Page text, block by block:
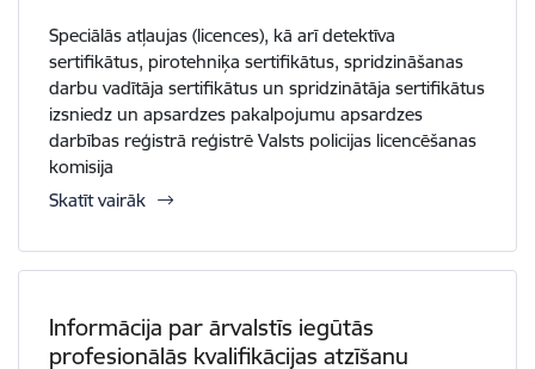
Speciālās atļaujas (licences), kā arī detektīva
sertifikātus, pirotehniķa sertifikātus, spridzināšanas
darbu vadītāja sertifikātus un spridzinātāja sertifikātus
izsniedz un apsardzes pakalpojumu apsardzes
darbības reģistrā reģistrē Valsts policijas licencēšanas
komisija
Skatīt vairāk
Informācija par ārvalstīs iegūtās
profesionālās kvalifikācijas atzīšanu